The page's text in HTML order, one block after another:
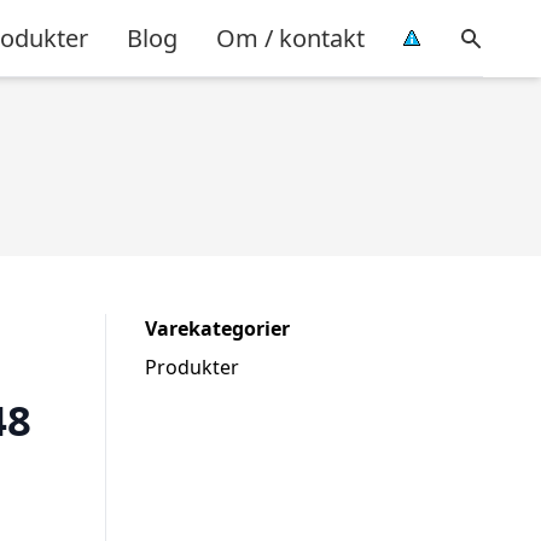
Blog Om / kontakt
Varekategorier
Produkter